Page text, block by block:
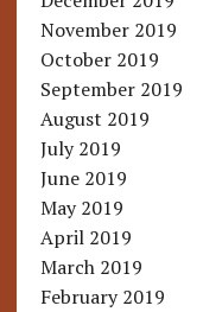
November 2019
October 2019
September 2019
August 2019
July 2019
June 2019
May 2019
April 2019
March 2019
February 2019